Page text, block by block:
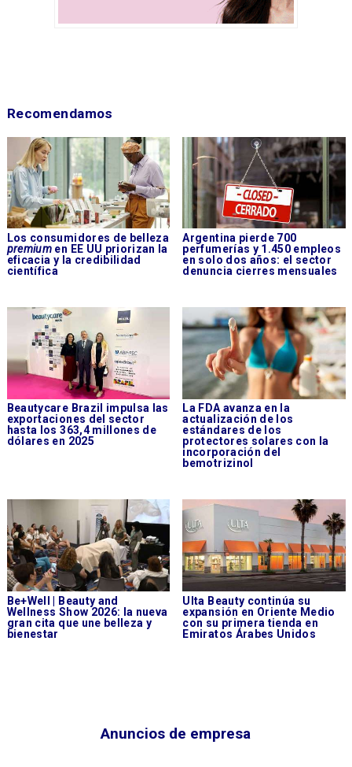
Recomendamos
Los consumidores de belleza
premium en EE UU priorizan la
eficacia y la credibilidad
científica
Argentina pierde 700
perfumerías y 1.450 empleos
en solo dos años: el sector
denuncia cierres mensuales
Beautycare Brazil impulsa las
exportaciones del sector
hasta los 363,4 millones de
dólares en 2025
La FDA avanza en la
actualización de los
estándares de los
protectores solares con la
incorporación del
bemotrizinol
Be+Well | Beauty and
Wellness Show 2026: la nueva
gran cita que une belleza y
bienestar
Ulta Beauty continúa su
expansión en Oriente Medio
con su primera tienda en
Emiratos Árabes Unidos
Anuncios de empresa